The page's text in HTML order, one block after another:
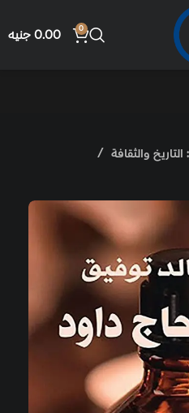
0
0.00 جنيه